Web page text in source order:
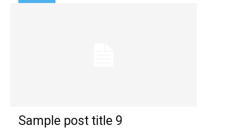
Sample post title 9